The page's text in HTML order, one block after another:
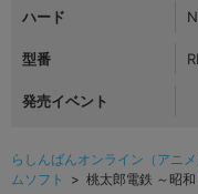
ハード
型番
発売イベント
らしんばんオンライン（アニ
ムソフト
> 桃太郎電鉄 ～昭